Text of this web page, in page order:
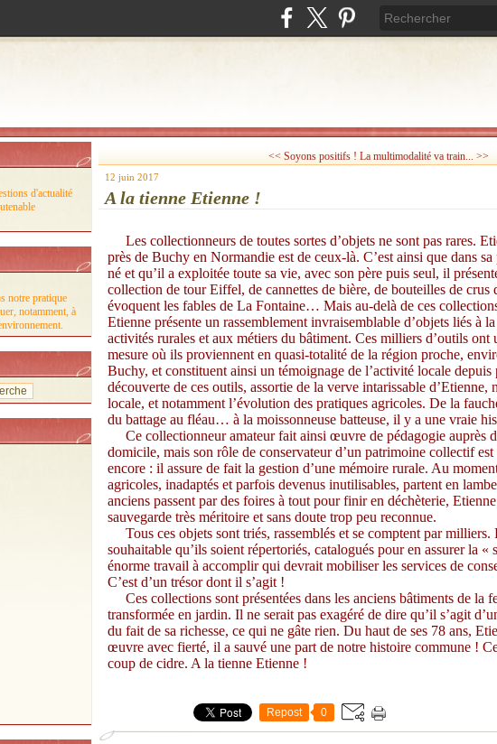
d'actualité
notre pratique
notamment, à
<< Soyons positifs ! La multimodalité va train... >>
12 juin 2017
A la tienne Etienne !
Les collectionneurs de toutes sortes d’objets ne sont pas rares.
près de Buchy en Normandie est de ceux-là. C’est ainsi que dans
né et qu’il a exploitée toute sa vie, avec son père puis seul, il
collection de tour Eiffel, de cannettes de bière, de bouteilles de crus
évoquent les fables de La Fontaine… Mais au-delà de ces
Etienne présente un rassemblement invraisemblable d’objets liés à
activités rurales et aux métiers du bâtiment. Ces milliers d’outils ont
mesure où ils proviennent en quasi-totalité de la région proche,
Buchy, et constituent ainsi un témoignage de l’activité locale depuis
découverte de ces outils, assortie de la verve intarissable d’Etienne,
locale, et notamment l’évolution des pratiques agricoles. De la
du battage au fléau… à la moissonneuse batteuse, il y a une vraie
Ce collectionneur amateur fait ainsi œuvre de pédagogie auprès
domicile, mais son rôle de conservateur d’un patrimoine collectif
encore : il assure de fait la gestion d’une mémoire rurale. Au
agricoles, inadaptés et parfois devenus inutilisables, partent en
anciens passent par des foires à tout pour finir en déchèterie,
sauvegarde très méritoire et sans doute trop peu reconnue.
Tous ces objets sont triés, rassemblés et se comptent par milliers.
souhaitable qu’ils soient répertoriés, catalogués pour en assurer la
énorme travail à accomplir qui devrait mobiliser les services de
C’est d’un trésor dont il s’agit !
Ces collections sont présentées dans les anciens bâtiments de la
transformée en jardin. Il ne serait pas exagéré de dire qu’il s’agit
du fait de sa richesse, ce qui ne gâte rien. Du haut de ses 78 ans,
œuvre avec fierté, il a sauvé une part de notre histoire commune !
coup de cidre. A la tienne Etienne !
Repost 0